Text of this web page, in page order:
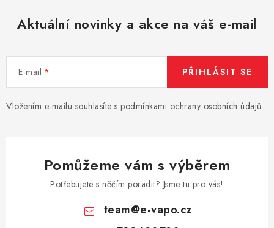
Aktuální novinky a akce na váš e-mail
E-mail
Vložením e-mailu souhlasíte s podmínkami ochrany osobních údajů
PŘIHLÁSIT SE
Pomůžeme vám s výběrem
Potřebujete s něčím poradit? Jsme tu pro vás!
team@e-vapo.cz